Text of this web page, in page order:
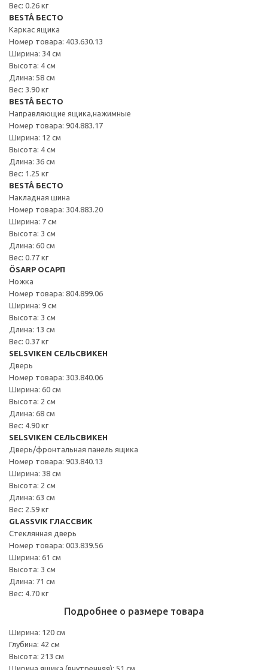
Вес: 0.26 кг
BESTÅ БЕСТО
Каркас ящика
Номер товара: 403.630.13
Ширина: 34 см
Высота: 4 см
Длина: 58 см
Вес: 3.90 кг
BESTÅ БЕСТО
Направляющие ящика,нажимные
Номер товара: 904.883.17
Ширина: 12 см
Высота: 4 см
Длина: 36 см
Вес: 1.25 кг
BESTÅ БЕСТО
Накладная шина
Номер товара: 304.883.20
Ширина: 7 см
Высота: 3 см
Длина: 60 см
Вес: 0.77 кг
ÖSARP ОСАРП
Ножка
Номер товара: 804.899.06
Ширина: 9 см
Высота: 3 см
Длина: 13 см
Вес: 0.37 кг
SELSVIKEN СЕЛЬСВИКЕН
Дверь
Номер товара: 303.840.06
Ширина: 60 см
Высота: 2 см
Длина: 68 см
Вес: 4.90 кг
SELSVIKEN СЕЛЬСВИКЕН
Дверь/фронтальная панель ящика
Номер товара: 903.840.13
Ширина: 38 см
Высота: 2 см
Длина: 63 см
Вес: 2.59 кг
GLASSVIK ГЛАССВИК
Стеклянная дверь
Номер товара: 003.839.56
Ширина: 61 см
Высота: 3 см
Длина: 71 см
Вес: 4.70 кг
Подробнее о размере товара
Ширина: 120 см
Глубина: 42 см
Высота: 213 см
Ширина ящика (внутренняя): 51 см